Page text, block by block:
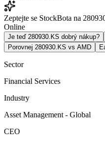
Zeptejte se StockBota na
Online
Je teď 280930.KS dobrý nákup?
Porovnej 280930.KS vs AMD
Sector
Financial Services
Industry
Asset Management - Global
CEO